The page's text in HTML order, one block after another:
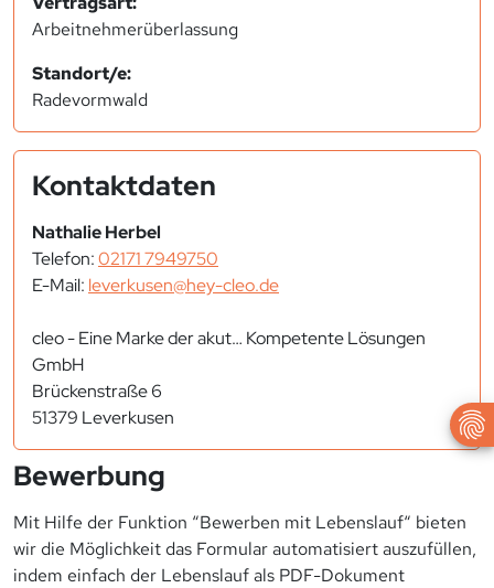
Arbeitnehmerüberlassung
Standort/e:
Radevormwald
Kontaktdaten
Nathalie Herbel
Telefon:02171 7949750
E-Mail: leverkusen@hey-cleo.de
cleo - Eine Marke der akut… Kompetente Lösungen
GmbH
Brückenstraße 6
51379 Leverkusen
Bewerbung
Mit Hilfe der Funktion “Bewerben mit Lebenslauf“ bieten
wir die Möglichkeit das Formular automatisiert auszufüllen,
indem einfach der Lebenslauf als PDF-Dokument